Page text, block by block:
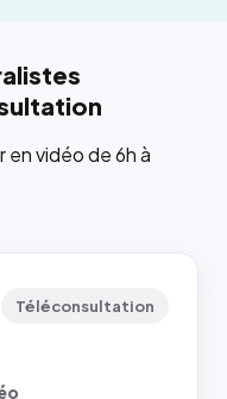
vidéo de 6h à
Téléconsultation